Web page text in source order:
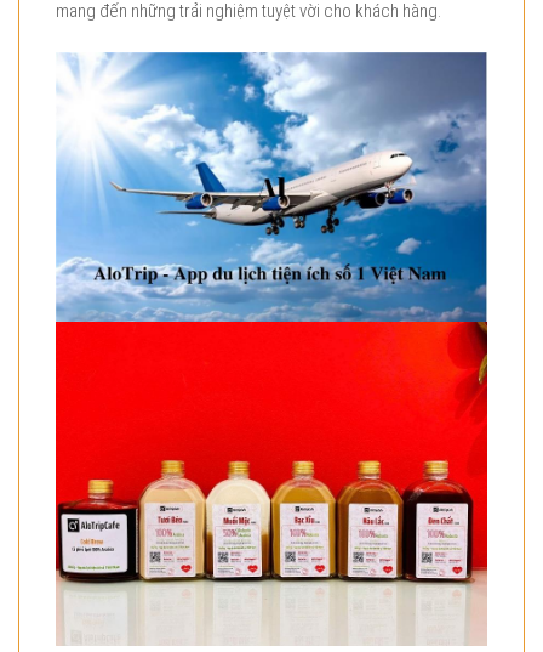
mang đến những trải nghiệm tuyệt vời cho khách hàng.